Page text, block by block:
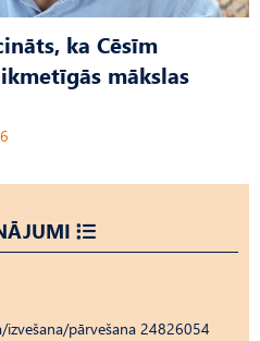
ka Cēsīm
mākslas
pārvešana 24826054